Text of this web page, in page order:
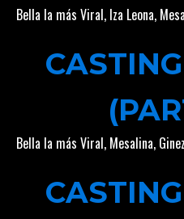
Bella la más Viral, Iza Leona,
Bella la más Viral, Mesalina,